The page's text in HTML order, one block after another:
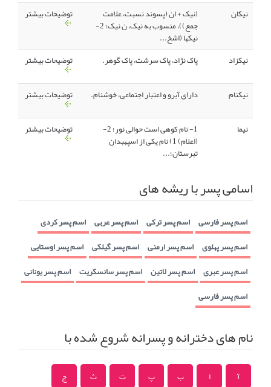
نیکان (نیک + ان (پسوند نسبت، علامت
جمع))، منسوب به نیک، ن نیک؛ 2-
نیکها (اشخ...
توضیحات بیشتر
نیکزاد پاک نژاد، پاک سرشت، پاک گوهر. توضیحات بیشتر
نیکنام دارای آبرو و اعتبار اجتماعی، خوشنام. توضیحات بیشتر
نیما 1- نام کوهی است حوالی نور؛ 2-
(اَعلام) 1) نام یکی از اسپهبدان
تبرستان؛...
توضیحات بیشتر
اسامی پسر با ریشه های
اسم پسر فارسی اسم پسر ترکی اسم پسر عربی اسم پسر کردی
اسم پسر پهلوی اسم پسر ارمنی اسم پسر گیلکی اسم پسر اوستایی
اسم پسر عبری اسم پسر لاتین اسم پسر سانسکریت اسم پسر یونانی
اسم پسر فارسی
نام های دخترانه و پسرانه شروع شده با
آ ا ب پ ت ث
ج